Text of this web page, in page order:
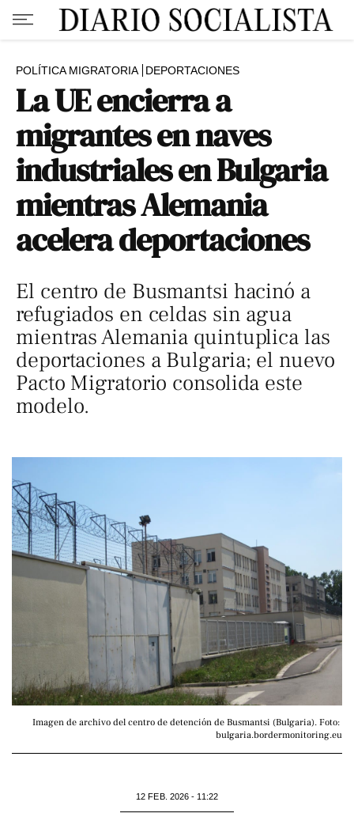
POLÍTICA MIGRATORIA DEPORTACIONES
La UE encierra a
migrantes en naves
industriales en Bulgaria
mientras Alemania
acelera deportaciones
El centro de Busmantsi hacinó a
refugiados en celdas sin agua
mientras Alemania quintuplica las
deportaciones a Bulgaria; el nuevo
Pacto Migratorio consolida este
modelo.
Imagen de archivo del centro de detención de Busmantsi (Bulgaria). Foto:
bulgaria.bordermonitoring.eu
12 FEB. 2026 - 11:22